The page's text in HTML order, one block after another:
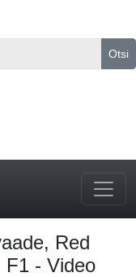
Otsi
Red
F1 - Video